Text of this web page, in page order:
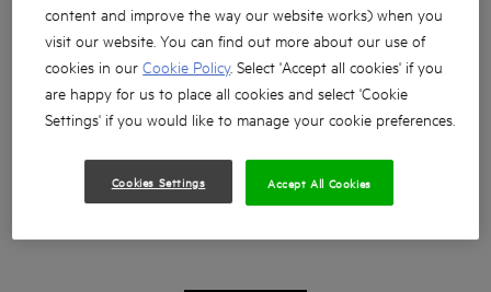
content and improve the way our website works) when you
visit our website. You can find out more about our use of
cookies in ourCookie Policy. Select 'Accept all cookies' if you
are happy for us to place all cookies and select 'Cookie
Settings' if you would like to manage your cookie preferences.
Cookies Settings Accept All Cookies